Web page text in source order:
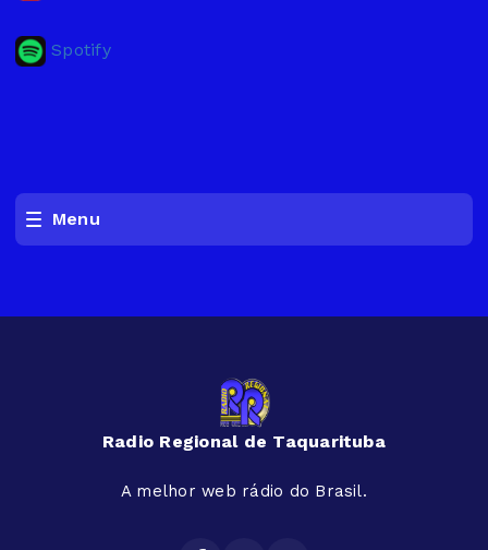
Spotify
Menu
Radio Regional de Taquarituba
A melhor web rádio do Brasil.